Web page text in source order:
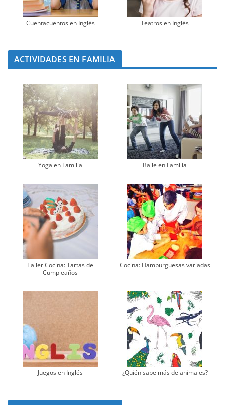
Cuentacuentos en Inglés Teatros en Inglés
ACTIVIDADES EN FAMILIA
Yoga en Familia Baile en Familia
Taller Cocina: Tartas de
Cumpleaños
Cocina: Hamburguesas variadas
Juegos en Inglés ¿Quién sabe más de animales?